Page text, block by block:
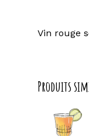
Vin rouge
Produits